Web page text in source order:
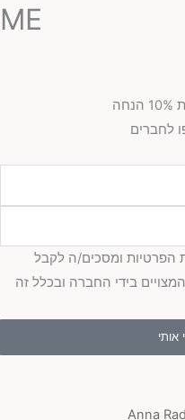
ME
לחברים
ומסכים/ה לקבל
בידי החברה ובכלל זה